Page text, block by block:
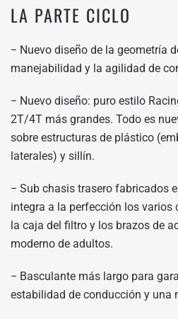
LA PARTE CICLO
− Nuevo diseño de la geometría
manejabilidad y la agilidad de
− Nuevo diseño: puro estilo
2T/4T más grandes. Todo es
sobre estructuras de plástico
laterales) y sillín.
− Sub chasis trasero fabricados
integra a la perfección los varios
la caja del filtro y los brazos de
moderno de adultos.
− Basculante más largo para
estabilidad de conducción y una